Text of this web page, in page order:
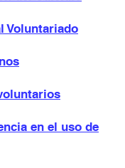
Voluntariado
en el uso de